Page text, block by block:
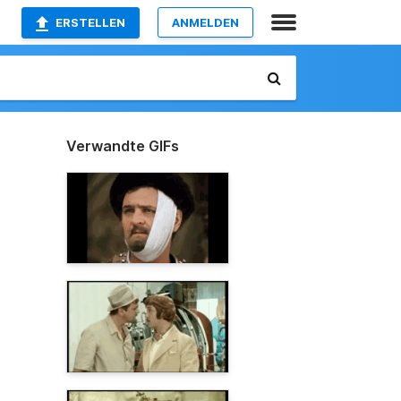
ERSTELLEN ANMELDEN
Verwandte GIFs